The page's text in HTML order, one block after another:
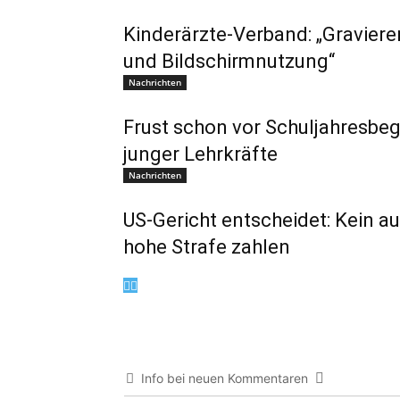
Kinderärzte-Verband:
und Bildschirmnutzung“
Nachrichten
Frust schon vor
junger Lehrkräfte
Nachrichten
US-Gericht entscheidet: Kein
hohe Strafe zahlen
Info bei neuen Kommentaren